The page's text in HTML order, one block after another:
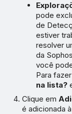
pode
de
estiver
resolver
da
você
Para
na lista?
Clique em
é adicionada